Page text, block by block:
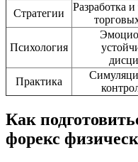
Стратегии
Разработка
Психология
Практика
Как
форекс